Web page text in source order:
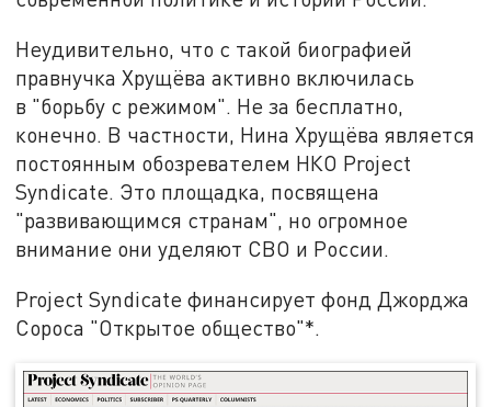
Неудивительно, что с такой биографией
правнучка Хрущёва активно включилась
в "борьбу с режимом". Не за бесплатно,
конечно. В частности, Нина Хрущёва является
постоянным обозревателем НКО Project
Syndicate. Это площадка, посвящена
"развивающимся странам", но огромное
внимание они уделяют СВО и России.
Project Syndicate финансирует фонд Джорджа
Сороса "Открытое общество"*.